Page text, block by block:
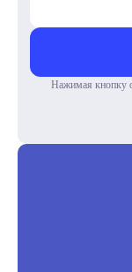
Нажимая кнопку